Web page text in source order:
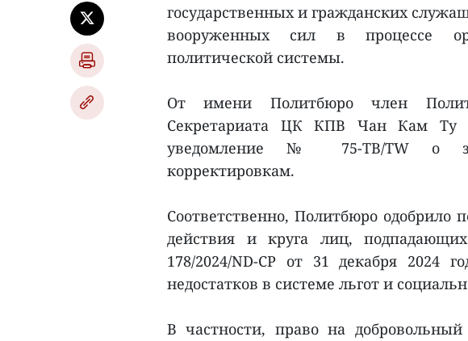
государственных и гражданских
вооруженных сил в процессе
политической системы.
От имени Политбюро член
Секретариата ЦК КПВ Чан Кам Ту
уведомление № 75-TB/TW о
корректировкам.
Соответственно, Политбюро одобрило
действия и круга лиц,
178/2024/ND-CP от 31 декабря 2024
недостатков в системе льгот и
В частности, право на